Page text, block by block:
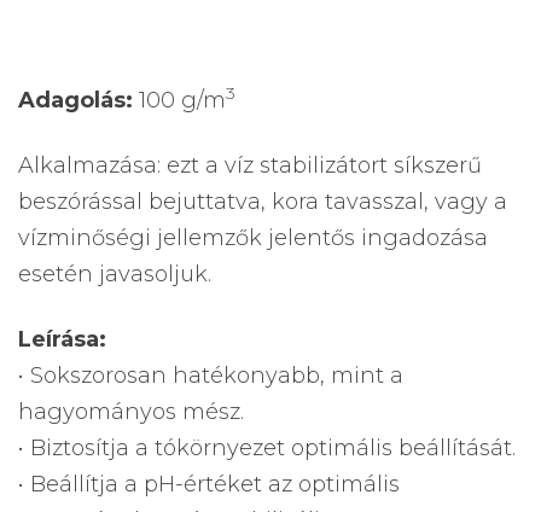
Adagolás: 100 g/m3
Alkalmazása: ezt a víz stabilizátort síkszerű
beszórással bejuttatva, kora tavasszal, vagy a
vízminőségi jellemzők jelentős ingadozása
esetén javasoljuk.
Leírása:
• Sokszorosan hatékonyabb, mint a
hagyományos mész.
• Biztosítja a tókörnyezet optimális beállítását.
• Beállítja a pH-értéket az optimális